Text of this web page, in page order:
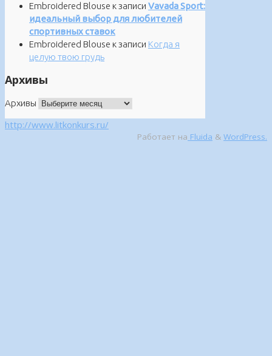
Embroidered Blouse к записи Vavada Sport:
идеальный выбор для любителей
спортивных ставок
Embroidered Blouse к записи Когда я
целую твою грудь
Архивы
Архивы
http://www.litkonkurs.ru/
Работает на Fluida & WordPress.